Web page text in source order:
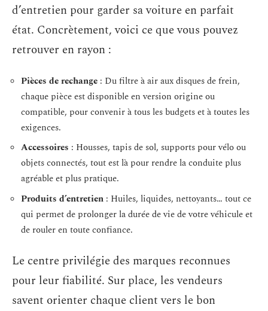
d’entretien pour garder sa voiture en parfait
état. Concrètement, voici ce que vous pouvez
retrouver en rayon :
Pièces de rechange : Du filtre à air aux disques de frein,
chaque pièce est disponible en version origine ou
compatible, pour convenir à tous les budgets et à toutes les
exigences.
Accessoires : Housses, tapis de sol, supports pour vélo ou
objets connectés, tout est là pour rendre la conduite plus
agréable et plus pratique.
Produits d’entretien : Huiles, liquides, nettoyants… tout ce
qui permet de prolonger la durée de vie de votre véhicule et
de rouler en toute confiance.
Le centre privilégie des marques reconnues
pour leur fiabilité. Sur place, les vendeurs
savent orienter chaque client vers le bon